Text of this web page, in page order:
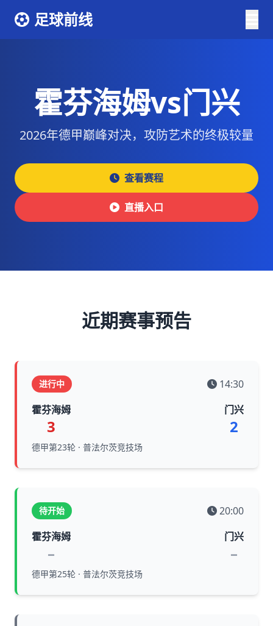
足球前线
霍芬海姆vs门兴
2026年德甲巅峰对决，攻防艺术的终极较量
查看赛程
直播入口
近期赛事预告
进行中
14:30
霍芬海姆
3
门兴
2
德甲第23轮 · 普法尔茨竞技场
待开始
20:00
霍芬海姆
–
门兴
–
德甲第25轮 · 普法尔茨竞技场